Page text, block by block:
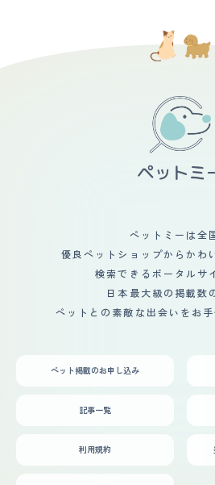
うとうとしているときやご機嫌な
います。 ファーミネーターという
らずにブラシさせてくれるため愛
好きです。 ペットショップで出会
で、大きくなってしまっていたこ
を壊していたことからショーウィ
ず、 「3万円」というあまりに安
員さんに聞いたところから出会い
に迎えてから通院を開始し、その
ため定期的な投薬と通院は一生向
と思います。 迎え入れ前後は、体
してくれる子だったこともあり無
ます。 生活の変化としては、抜け
め、食事の空間はネコの飼育場所
い素材のものに変えました。 部屋
に収めています。おかげで部屋は
遊んだり、私に甘えたりします。
いて、お腹や足は白くてふわふわ
ーやブラッシングは月に1回行って
低刺激のものを使っています。ブ
ブラッシとコームで行っています
く、季節の変わり目には特に増え
ど行っていません。ノルウェージ
た。ノアはノルウェージャンフォ
リーダーから直接送られてきまし
ら、とても美しくて気になりまし
大きくてふさふさしている子だと思いまし
れ前後の不安だったこと 迎え入れ
は、ノルウェージャンフォレスト
できるかどうかでした。ノルウェ
変化など 迎え入れ前後の家族や生
ています。ノアは私に優しくて落
ペットミーは全
優良ペットショップからかわ
検索できるポータルサ
日本最大級の掲載数
ペットとの素敵な出会いをお手
ペット掲載のお申し込み
記事一覧
利用規約